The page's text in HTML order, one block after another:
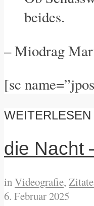
beides.
– Miodrag
[sc
WEITERLESEN
die Nacht
inVideografie,
6. Februar 2025